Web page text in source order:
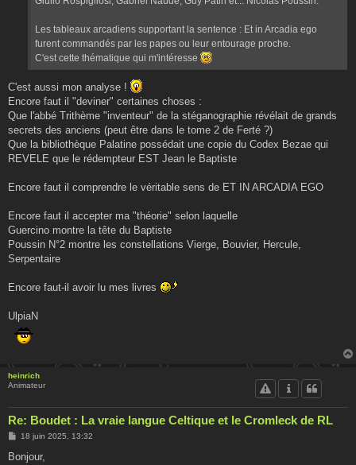
Les tableaux arcadiens supportant la sentence : Et in Arcadia ego
furent commandés par les papes ou leur entourage proche.
C'est cette thématique qui m'intéresse
C'est aussi mon analyse !
Encore faut il "deviner" certaines choses :
Que l'abbé Trithème "inventeur" de la stéganographie révélait de grands
secrets des anciens (peut être dans le tome 2 de Ferté ?)
Que la bibliothèque Palatine possédait une copie du Codex Bezae qui
REVELE que le rédempteur EST Jean le Baptiste
Encore faut il comprendre le véritable sens de ET IN ARCADIA EGO
Encore faut il accepter ma "théorie" selon laquelle
Guercino montre la tête du Baptiste
Poussin N°2 montre les constellations Vierge, Bouvier, Hercule,
Serpentaire
Encore faut-il avoir lu mes livres
UlpiaN
heinrich
Animateur
Re: Boudet : La vraie langue Celtique et le Cromleck de RL
M
s
18 juin 2025, 13:32
Bonjour,